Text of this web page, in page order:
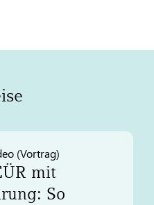
(Vortrag)
mit
So